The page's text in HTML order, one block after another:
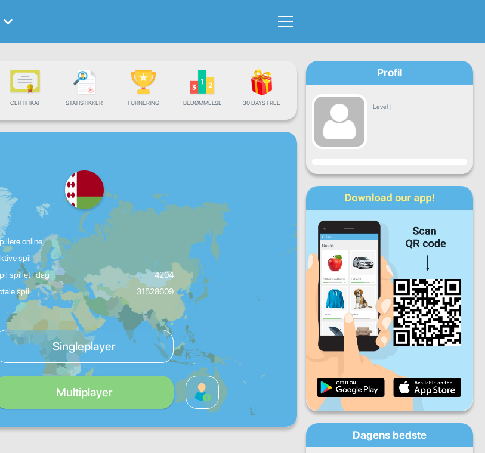
CERTIFIKAT STATISTIKKER TURNERING BEDØMMELSE 30 DAYS FREE
online
spil
spillet i dag
4204
spil
31528609
Singleplayer
Multiplayer
Profil
Level |
Fremgang
Ma Ons To
Lø Sø
Daglige fremskridt
Månedlige fremskridt
Overordnet fremgang
Dagens bedste